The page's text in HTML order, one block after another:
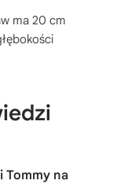
ma 20 cm
Tommy na